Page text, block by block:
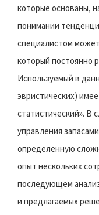
которые основаны,
понимании
специалистом
который постоянно
Используемый в
эвристических)
статистический». В
управления
определенную
опыт нескольких
последующем
и предлагаемых